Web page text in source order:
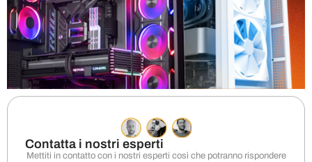
Contatta i nostri esperti
Mettiti in contatto con i nostri esperti così che potranno rispondere